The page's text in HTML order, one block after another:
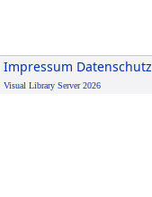
Impressum Datenschutz
Visual Library Server 2026